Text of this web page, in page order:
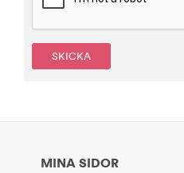
SKICKA
MINA SIDOR